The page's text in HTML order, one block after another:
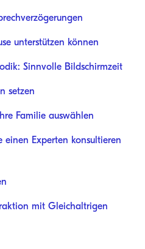
unterstützen können
Sinnvolle Bildschirmzeit
setzen
Familie auswählen
einen Experten konsultieren
mit Gleichaltrigen